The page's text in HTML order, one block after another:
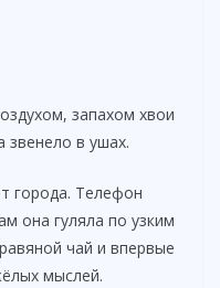
запахом хвои
звенело в ушах.
города. Телефон
она гуляла по узким
чай и впервые
мыслей.